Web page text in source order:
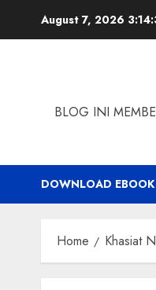
August 7, 2026
BLOG INI
DOWNLOAD
Home Khasiat